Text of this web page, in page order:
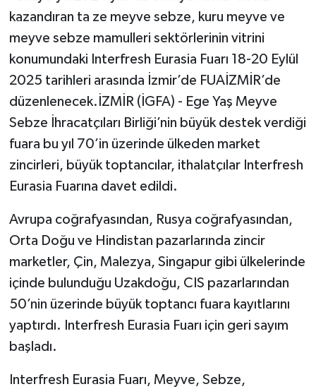
kazandıran ta ze meyve sebze, kuru meyve ve
meyve sebze mamulleri sektörlerinin vitrini
konumundaki Interfresh Eurasia Fuarı 18-20 Eylül
2025 tarihleri arasında İzmir’de FUAİZMİR’de
düzenlenecek.İZMİR (İGFA) - Ege Yaş Meyve
Sebze İhracatçıları Birliği’nin büyük destek verdiği
fuara bu yıl 70’in üzerinde ülkeden market
zincirleri, büyük toptancılar, ithalatçılar Interfresh
Eurasia Fuarına davet edildi.
Avrupa coğrafyasından, Rusya coğrafyasından,
Orta Doğu ve Hindistan pazarlarında zincir
marketler, Çin, Malezya, Singapur gibi ülkelerinde
içinde bulunduğu Uzakdoğu, CIS pazarlarından
50’nin üzerinde büyük toptancı fuara kayıtlarını
yaptırdı. Interfresh Eurasia Fuarı için geri sayım
başladı.
Interfresh Eurasia Fuarı, Meyve, Sebze,